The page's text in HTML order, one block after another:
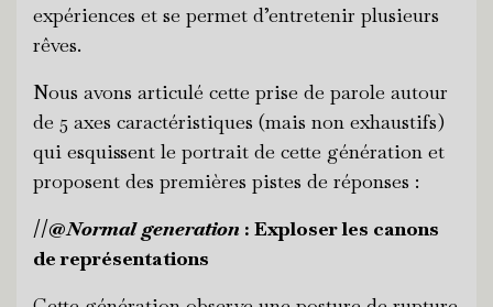
expériences et se permet d’entretenir plusieurs
rêves.
Nous avons articulé cette prise de parole autour
de 5 axes caractéristiques (mais non exhaustifs)
qui esquissent le portrait de cette génération et
proposent des premières pistes de réponses :
//@Normal generation : Exploser les canons
de représentations